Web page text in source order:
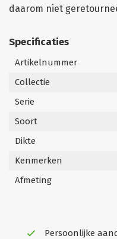
daarom niet
Specificaties
Artikelnummer
Collectie
Serie
Soort
Dikte
Kenmerken
Afmeting
Persoonlijke